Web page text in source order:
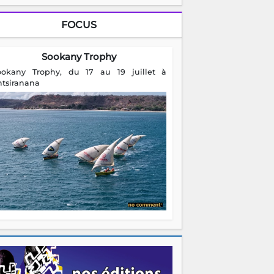
FOCUS
Sookany Trophy
Trophy, du 17 au 19 juillet à